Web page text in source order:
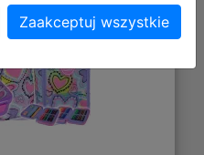
Zaakceptuj wszystkie